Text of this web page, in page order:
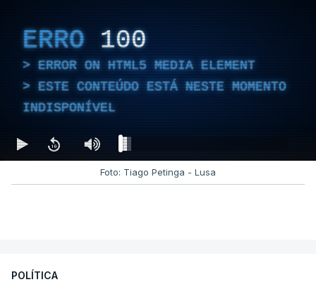
ERRO 100
ERROR ON HTML5 MEDIA ELEMENT
ESTE CONTEÚDO ESTÁ NESTE MOMENTO
INDISPONÍVEL
Foto: Tiago Petinga - Lusa
POLÍTICA